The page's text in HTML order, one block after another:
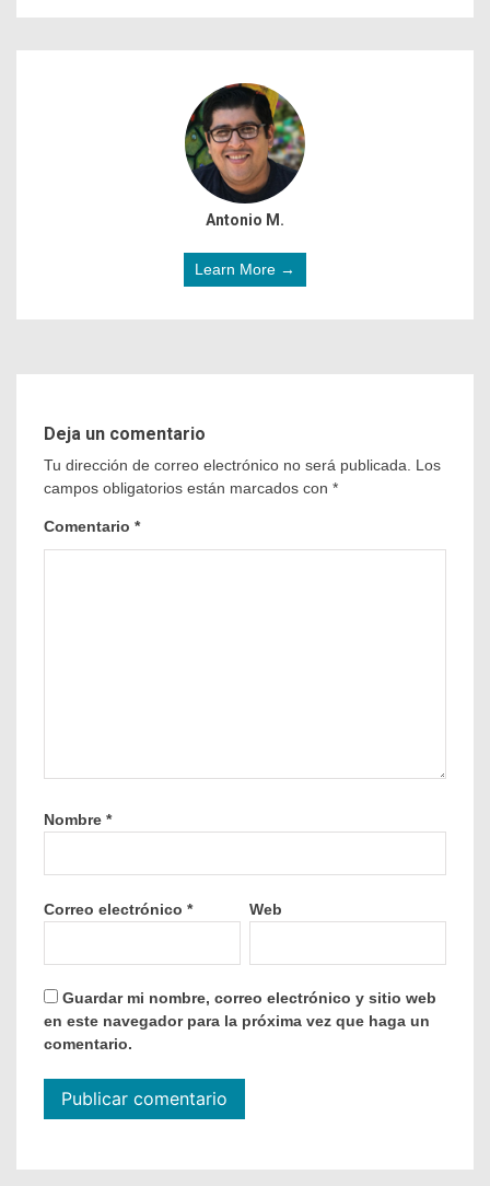
Antonio M.
Learn More →
Deja un comentario
Tu dirección de correo electrónico no será publicada.
Los
campos obligatorios están marcados con *
Comentario *
Nombre *
Correo electrónico * Web
Guardar mi nombre, correo electrónico y sitio web
en este navegador para la próxima vez que haga un
comentario.